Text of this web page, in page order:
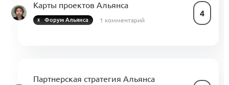
Карты проектов Альянса
4
Форум Альянса 1 комментарий
Партнерская стратегия Альянса